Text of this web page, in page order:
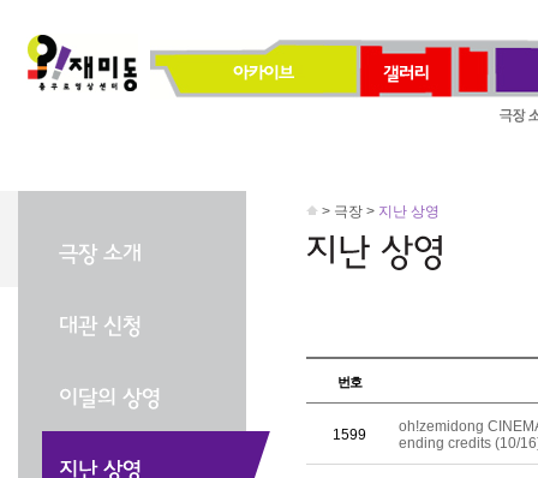
> 극장 > 지난 상영
번호
1599
oh!zemidong
ending credits (10/